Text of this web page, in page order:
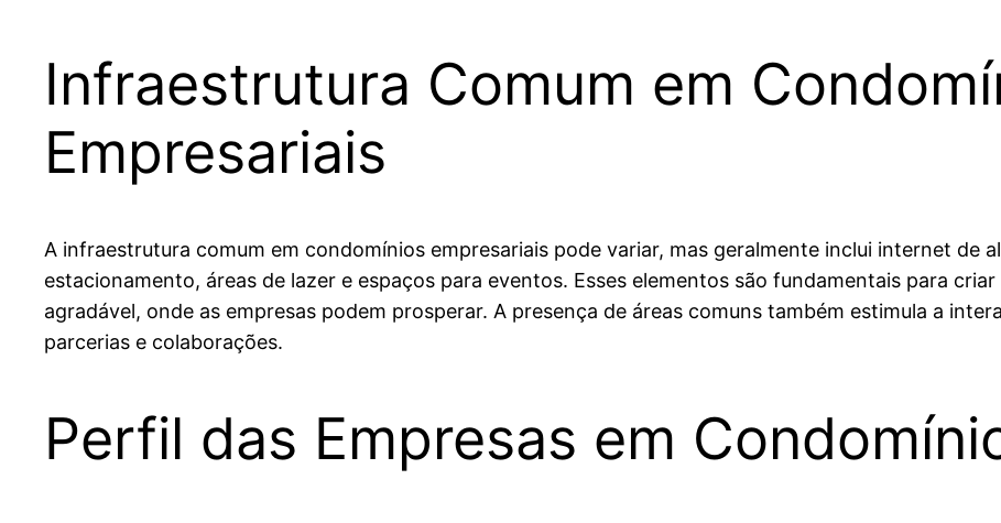
Infraestrutura Comum em
Empresariais
A infraestrutura comum em condomínios empresariais pode variar, mas geralmente inclui internet de
estacionamento, áreas de lazer e espaços para eventos. Esses elementos são fundamentais para
agradável, onde as empresas podem prosperar. A presença de áreas comuns também estimula a
parcerias e colaborações.
Perfil das Empresas em